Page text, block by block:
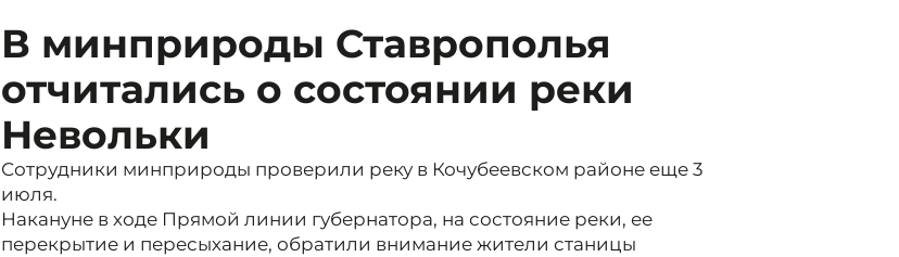
В минприроды Ставрополья
отчитались о состоянии реки
Невольки
Сотрудники минприроды проверили реку в Кочубеевском районе еще 3
июля.
Накануне в ходе Прямой линии губернатора, на состояние реки, ее
перекрытие и пересыхание, обратили внимание жители станицы